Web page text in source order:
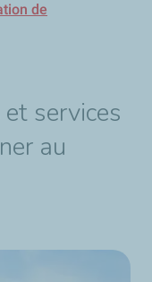
de
services
au